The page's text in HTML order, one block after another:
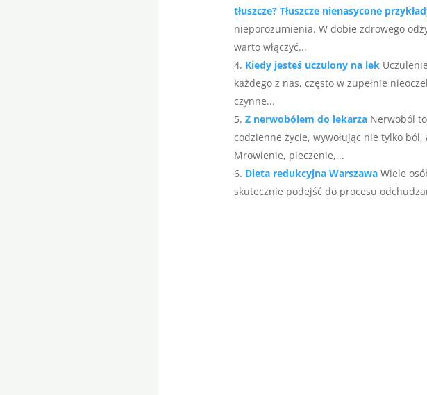
tłuszcze? Tłuszcze nienasycone
nieporozumienia. W dobie zdrowego
warto włączyć...
Kiedy jesteś uczulony na lek
każdego z nas, często w zupełnie
czynne...
Z nerwobólem do lekarza Nerwoból
codzienne życie, wywołując nie tylko
Mrowienie, pieczenie,...
Dieta redukcyjna Warszawa Wiele
skutecznie podejść do procesu